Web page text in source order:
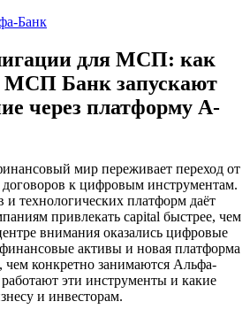
Банк
для МСП: как
Банк запускают
через платформу А-
мир переживает переход от
к цифровым инструментам.
технологических платформ даёт
привлекать capital быстрее, чем
внимания оказались цифровые
активы и новая платформа
конкретно занимаются Альфа-
эти инструменты и какие
и инвесторам.